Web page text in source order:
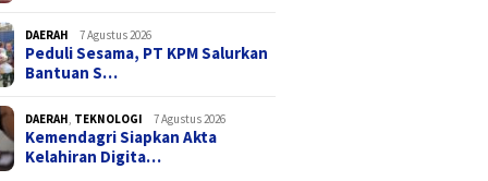
DAERAH 7 Agustus 2026
Peduli Sesama, PT KPM Salurkan
Bantuan S…
DAERAH, TEKNOLOGI 7 Agustus 2026
Kemendagri Siapkan Akta
Kelahiran Digita…